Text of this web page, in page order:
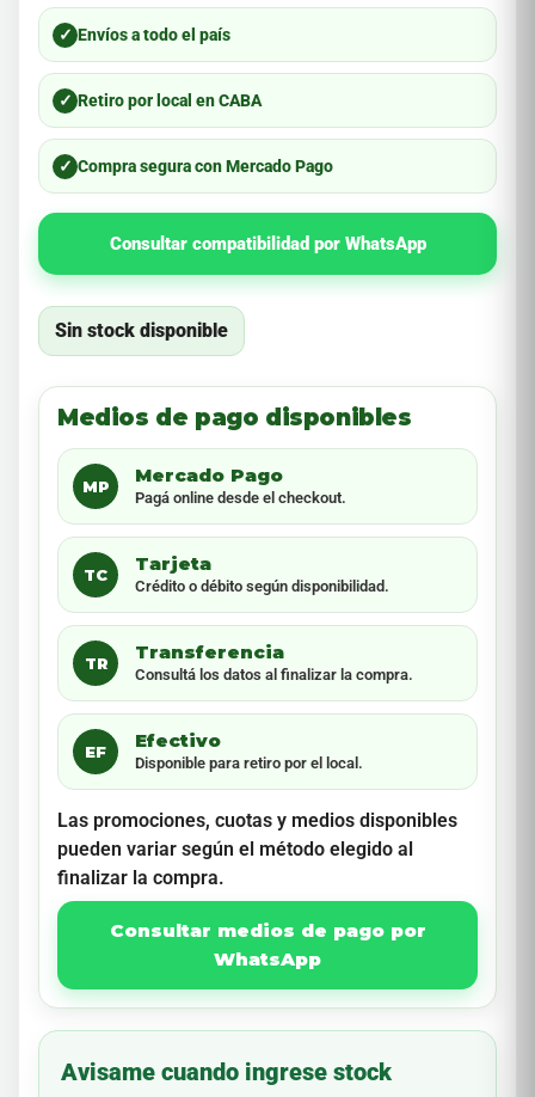
✓ Envíos a todo el país
✓ Retiro por local en CABA
✓ Compra segura con Mercado Pago
Consultar compatibilidad por WhatsApp
Sin stock disponible
Medios de pago disponibles
MP
Mercado Pago
Pagá online desde el checkout.
TC
Tarjeta
Crédito o débito según disponibilidad.
TR
Transferencia
Consultá los datos al finalizar la compra.
EF
Efectivo
Disponible para retiro por el local.
Las promociones, cuotas y medios disponibles
pueden variar según el método elegido al
finalizar la compra.
Consultar medios de pago por
WhatsApp
Avisame cuando ingrese stock